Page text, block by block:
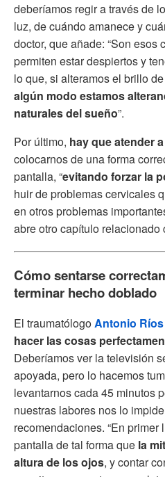
deberíamos regir a través de
luz, de cuándo amanece y
doctor, que añade: “Son
permiten estar despiertos y
lo que, si alteramos el brillo
algún modo estamos
naturales del sueño”.
Por último, hay que atender
colocarnos de una forma
pantalla, “evitando forzar la
huir de problemas cervicales
en otros problemas
abre otro capítulo relacionado
Cómo sentarse
terminar hecho doblado
El traumatólogoAntonio Ríos
hacer las cosas
Deberíamos ver la televisión
apoyada, pero lo hacemos
levantarnos cada 45 minutos
nuestras labores nos lo
recomendaciones. “En
pantalla de tal forma que la
altura de los ojos, y contar